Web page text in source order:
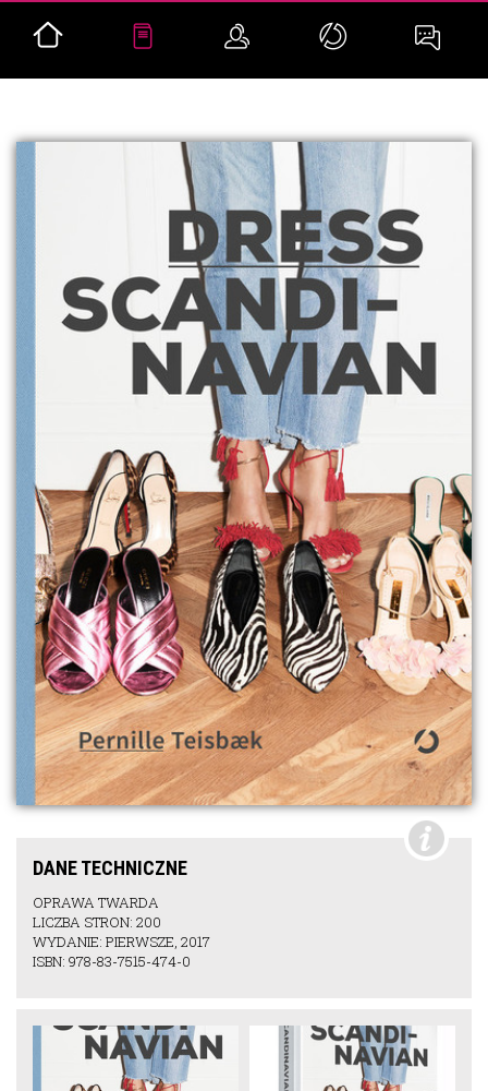
DANE TECHNICZNE
OPRAWA TWARDA
LICZBA STRON: 200
WYDANIE: PIERWSZE, 2017
ISBN: 978-83-7515-474-0